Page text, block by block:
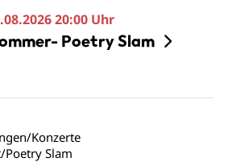
20:00 Uhr
Poetry Slam
Konzerte
Slam